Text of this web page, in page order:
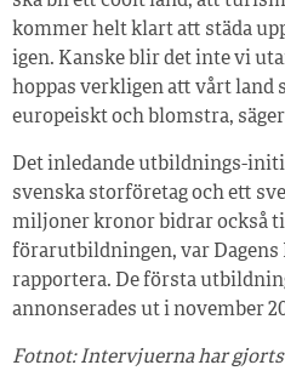
kommer helt klart att städa
igen. Kanske blir det inte vi
hoppas verkligen att vårt land
europeiskt och blomstra,
Det inledande utbildnings-
svenska storföretag och ett
miljoner kronor bidrar också
förarutbildningen, var
rapportera. De första
annonserades ut i november
Fotnot: Intervjuerna har gjorts